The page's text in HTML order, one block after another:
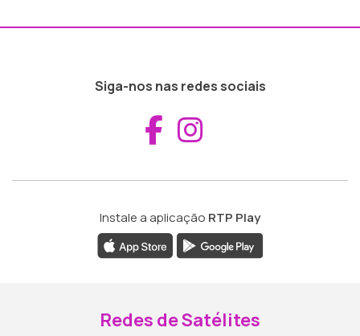
Siga-nos nas redes sociais
Aceder ao
Instale a aplicação RTP Play
Redes de Satélites